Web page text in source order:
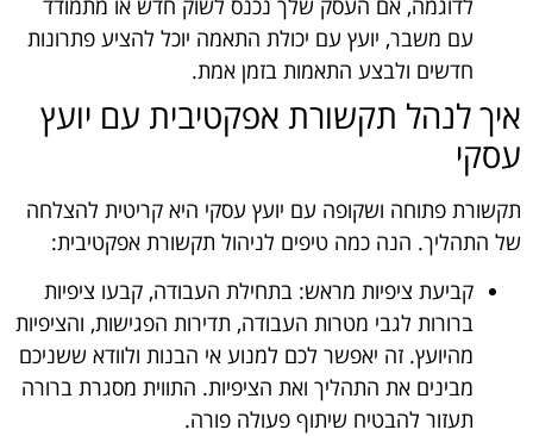
לדוגמה, אם העסק שלך נכנס לשוק חדש או מתמודד
עם משבר, יועץ עם יכולת התאמה יוכל להציע פתרונות
חדשים ולבצע התאמות בזמן אמת.
איך לנהל תקשורת אפקטיבית עם יועץ
עסקי
תקשורת פתוחה ושקופה עם יועץ עסקי היא קריטית להצלחה
של התהליך. הנה כמה טיפים לניהול תקשורת אפקטיבית:
קביעת ציפיות מראש: בתחילת העבודה, קבעו ציפיות
ברורות לגבי מטרות העבודה, תדירות הפגישות, והציפיות
מהיועץ. זה יאפשר לכם למנוע אי הבנות ולוודא ששניכם
מבינים את התהליך ואת הציפיות. התווית מסגרת ברורה
תעזור להבטיח שיתוף פעולה פורה.